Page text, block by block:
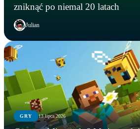
zniknąć po niemal 20 latach
Julian
GRY 13 lipca 2026
GRY
WIADOMOŚCI
GRY